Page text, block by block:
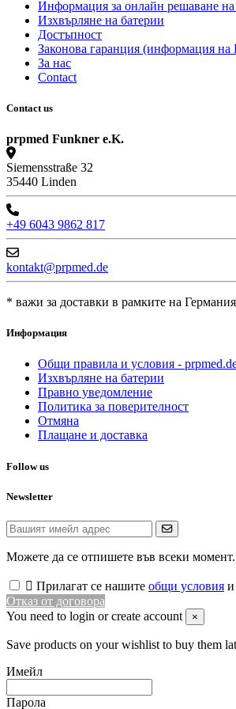
Информация за онлайн решаване на
Изхвърляне на батерии
Достъпност
Законовa гаранция (информация
За нас
Contact
Contact us
prpmed Funkner e.K.
Siemensstraße 32
35440 Linden
+49 6043 9862 817
kontakt@prpmed.de
* важи за доставки в рамките на
Информация
Общи правила и условия -
Изхвърляне на батерии
Правно уведомление
Политика за поверителност
Отмяна
Плащане и доставка
Follow us
Newsletter
Можете да се отпишете във всеки
 Прилагат се нашите общи условия и
Отказ от договора
You need to login or create account
×
Save products on your wishlist to buy them
Имейл
Парола